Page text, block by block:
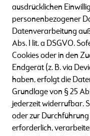
ausdrücklichen
personenbezogener
Datenverarbeitung
Abs. 1 lit. a DSGVO.
Cookies oder in den
Endgerät (z. B. via
haben, erfolgt die
Grundlage von § 25
jederzeit widerrufbar.
oder zur
erforderlich,